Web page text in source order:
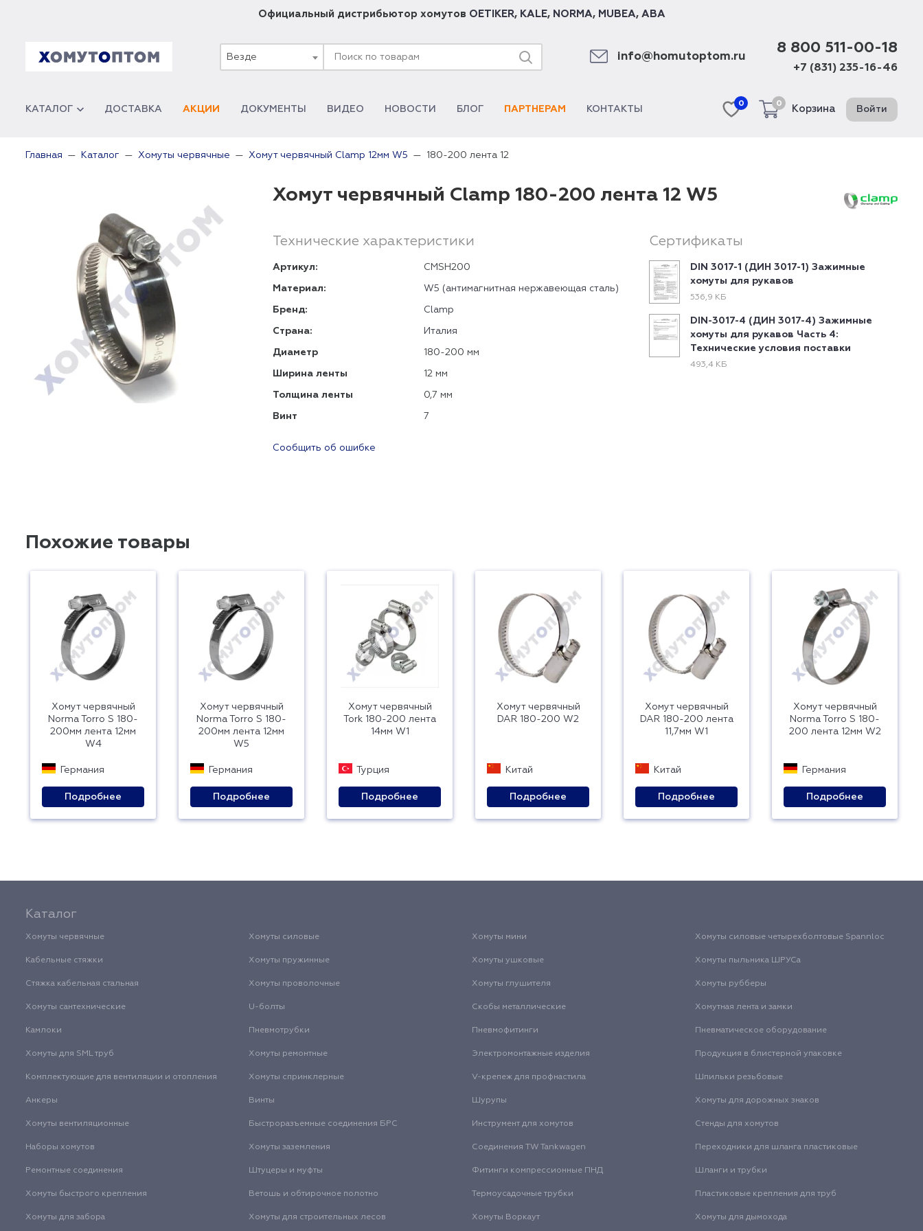
Официальный дистрибьютор хомутов OETIKER, KALE, NORMA, MUBEA, ABA
Везде info@homutoptom.ru
8 800 511-00-18
+7 (831) 235-16-46
КАТАЛОГ ДОСТАВКА АКЦИИ ДОКУМЕНТЫ ВИДЕО НОВОСТИ БЛОГ ПАРТНЕРАМ КОНТАКТЫ
0 0
Корзина Войти
Главная Каталог Хомуты червячные Хомут червячный Clamp 12мм W5 180-200 лента 12
Хомут червячный Clamp 180-200 лента 12 W5
Технические характеристики
Артикул: CMSH200
Материал: W5 (антимагнитная нержавеющая сталь)
Бренд: Clamp
Страна: Италия
Диаметр 180-200 мм
Ширина ленты 12 мм
Толщина ленты 0,7 мм
Винт 7
Сообщить об ошибке
Сертификаты
DIN 3017-1 (ДИН 3017-1) Зажимные
хомуты для рукавов
536,9 КБ
DIN-3017-4 (ДИН 3017-4) Зажимные
хомуты для рукавов Часть 4:
Технические условия поставки
493,4 КБ
Похожие товары
Хомут червячный
Norma Torro S 180-
200мм лента 12мм
W4
Германия
Подробнее
Хомут червячный
Norma Torro S 180-
200мм лента 12мм
W5
Германия
Подробнее
Хомут червячный
Tork 180-200 лента
14мм W1
Турция
Подробнее
Хомут червячный
DAR 180-200 W2
Китай
Подробнее
Хомут червячный
DAR 180-200 лента
11,7мм W1
Китай
Подробнее
Хомут червячный
Norma Torro S 180-
200 лента 12мм W2
Германия
Подробнее
Каталог
Хомуты червячные Хомуты силовые Хомуты мини Хомуты силовые четырехболтовые Spannloc
Кабельные стяжки Хомуты пружинные Хомуты ушковые Хомуты пыльника ШРУСа
Стяжка кабельная стальная Хомуты проволочные Хомуты глушителя Хомуты рубберы
Хомуты сантехнические U-болты Скобы металлические Хомутная лента и замки
Камлоки Пневмотрубки Пневмофитинги Пневматическое оборудование
Хомуты для SML труб Хомуты ремонтные Электромонтажные изделия Продукция в блистерной упаковке
Комплектующие для вентиляции и отопления Хомуты спринклерные V-крепеж для профнастила Шпильки резьбовые
Анкеры Винты Шурупы Хомуты для дорожных знаков
Хомуты вентиляционные Быстроразъемные соединения БРС Инструмент для хомутов Стенды для хомутов
Наборы хомутов Хомуты заземления Соединения TW Tankwagen Переходники для шланга пластиковые
Ремонтные соединения Штуцеры и муфты Фитинги компрессионные ПНД Шланги и трубки
Хомуты быстрого крепления Ветошь и обтирочное полотно Термоусадочные трубки Пластиковые крепления для труб
Хомуты для забора Хомуты для строительных лесов Хомуты Воркаут Хомуты для дымохода